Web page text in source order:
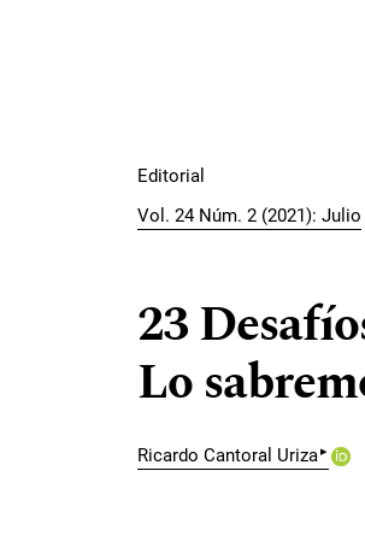
Editorial
Vol. 24 Núm. 2 (2021): Julio
23
Lo
Ricardo Cantoral Uriza▸